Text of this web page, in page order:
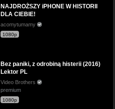
NAJDROŻSZY iPHONE W HISTORII
DLA CIEBIE!
acomytumamy
1080p
Bez paniki, z odrobiną histerii (2016)
Lektor PL
Video Brothers
premium
1080p